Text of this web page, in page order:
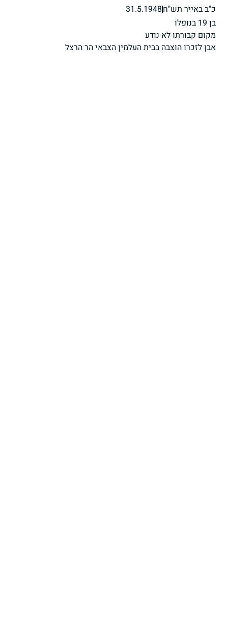
כ"ב באייר תש"ח31.5.1948
בן 19 בנופלו
מקום קבורתו לא נודע
אבן לזכרו הוצבה בבית העלמין הצבאי הר הרצל